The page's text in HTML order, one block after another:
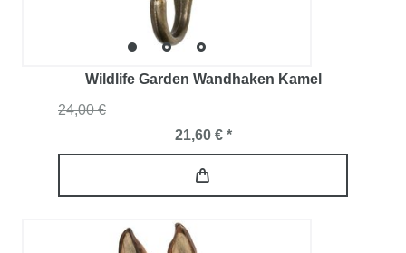
Wildlife Garden Wandhaken Kamel
24,00 €
21,60 € *